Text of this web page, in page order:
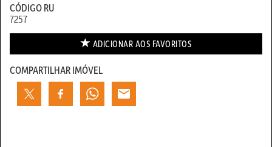
CÓDIGO RU
7257
ADICIONAR AOS FAVORITOS
COMPARTILHAR IMÓVEL